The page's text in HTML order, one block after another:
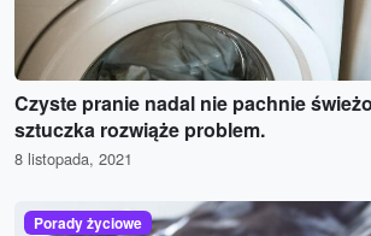
Czyste pranie nadal nie pachnie
sztuczka rozwiąże problem.
8 listopada, 2021
Porady życiowe